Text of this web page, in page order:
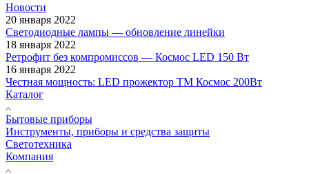
Новости
20 января 2022
Светодиодные лампы — обновление линейки
18 января 2022
Ретрофит без компромиссов — Космос LED 150 Вт
16 января 2022
Честная мощность: LED прожектор ТМ Космос 200Вт
Каталог
Бытовые приборы
Инструменты, приборы и средства защиты
Светотехника
Компания